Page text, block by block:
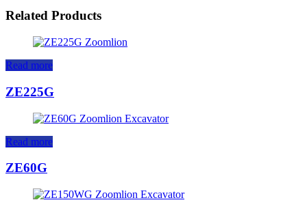
Related Products
Read more
ZE225G
Read more
ZE60G